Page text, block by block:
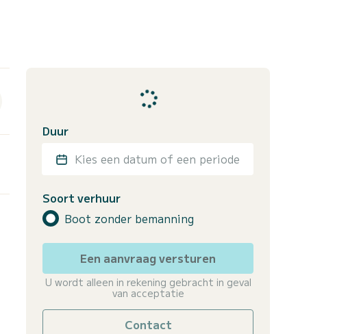
Duur
Kies een datum of een periode
Soort verhuur
Boot zonder bemanning
Een aanvraag versturen
U wordt alleen in rekening gebracht in geval
van acceptatie
Contact